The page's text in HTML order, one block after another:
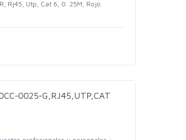
Rj45, Utp, Cat 6, 0. 25M, Rojo
0025-G,RJ45,UTP,CAT